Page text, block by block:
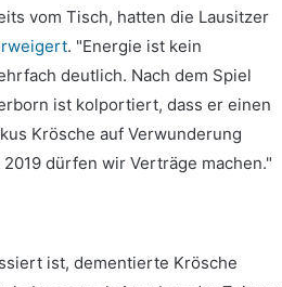
vom Tisch, hatten die Lausitzer
. "Energie ist kein
deutlich. Nach dem Spiel
ist kolportiert, dass er einen
Krösche auf Verwunderung
dürfen wir Verträge machen."
ist, dementierte Krösche